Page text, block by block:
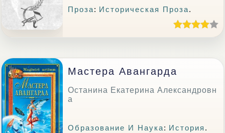
Проза: Историческая Проза.
Мастера Авангарда
Останина Екатерина Александровн
а
Образование И Наука: История .